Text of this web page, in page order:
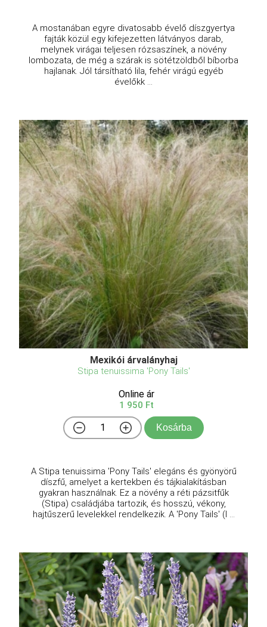
A mostanában egyre divatosabb évelő díszgyertya
fajták közül egy kifejezetten látványos darab,
melynek virágai teljesen rózsaszínek, a növény
lombozata, de még a szárak is sötétzöldből bíborba
hajlanak. Jól társítható lila, fehér virágú egyéb
évelőkk ...
Mexikói árvalányhaj
Stipa tenuissima 'Pony Tails'
Online ár
1 950 Ft
Kosárba
A Stipa tenuissima 'Pony Tails' elegáns és gyönyörű
díszfű, amelyet a kertekben és tájkialakításban
gyakran használnak. Ez a növény a réti pázsitfűk
(Stipa) családjába tartozik, és hosszú, vékony,
hajtűszerű levelekkel rendelkezik. A 'Pony Tails' (l ...